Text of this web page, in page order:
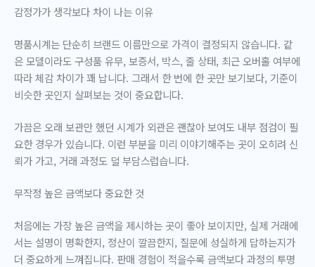
감정가가 생각보다 차이 나는 이유
명품시계는 단순히 브랜드 이름만으로 가격이 결정되지 않습니다. 같
은 모델이라도구성품 유무, 보증서, 박스, 줄 상태, 최근 오버홀 여부에
따라 체감 차이가 꽤 납니다. 그래서 한 번에 한 곳만 보기보다, 기준이
비슷한 곳인지 살펴보는 것이 중요합니다.
가끔은 오래 보관만 했던 시계가 외관은 괜찮아 보여도 내부 점검이 필
요한 경우가 있습니다. 이런 부분을 미리 이야기해주는 곳이 오히려 신
뢰가 가고, 거래 과정도 덜 부담스럽습니다.
무작정 높은 금액보다 중요한 것
처음에는 가장 높은 금액을 제시하는 곳이 좋아 보이지만, 실제 거래에
서는 설명이 명확한지, 정산이 깔끔한지, 질문에 성실하게 답하는지가
더 중요하게 느껴집니다. 판매 경험이 적을수록 금액보다 과정의 투명